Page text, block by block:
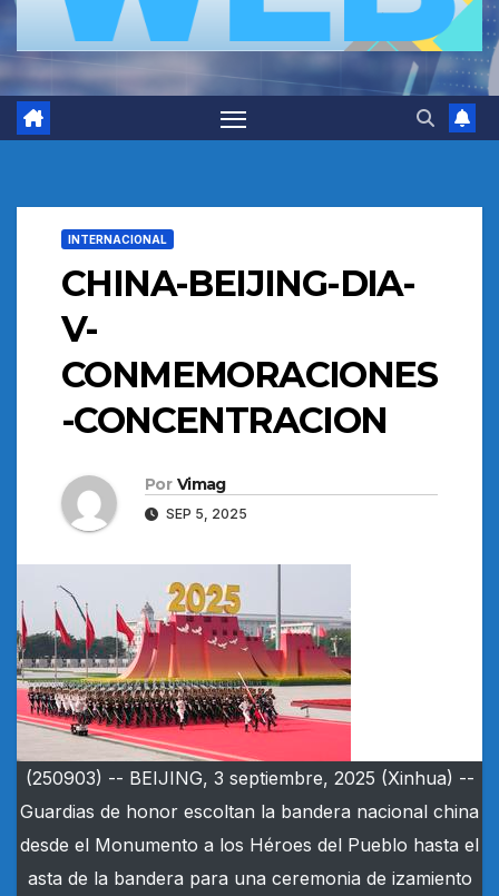
INTERNACIONAL
CHINA-BEIJING-DIA-
V-
CONMEMORACIONES
-CONCENTRACION
Por Vimag
SEP 5, 2025
(250903) -- BEIJING, 3 septiembre, 2025 (Xinhua) --
Guardias de honor escoltan la bandera nacional china
desde el Monumento a los Héroes del Pueblo hasta el
asta de la bandera para una ceremonia de izamiento